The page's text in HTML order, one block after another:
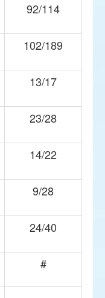
92/114
102/189
13/17
23/28
14/22
9/28
24/40
#